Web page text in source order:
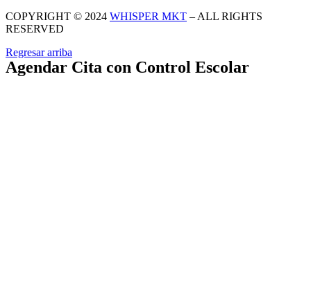
COPYRIGHT © 2024 WHISPER MKT – ALL RIGHTS
RESERVED
Regresar arriba
Agendar Cita con Control Escolar